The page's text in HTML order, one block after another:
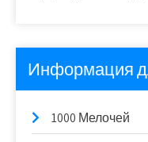
Информация
1000 Мелочей